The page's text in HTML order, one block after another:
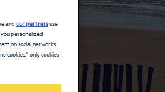
andour partnersuse
personalized
on social networks.
cookies," only cookies